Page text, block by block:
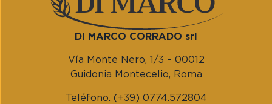
DI MARCO CORRADO srl
Vía Monte Nero, 1/3 – 00012
Guidonia Montecelio, Roma
Teléfono. (+39) 0774.572804